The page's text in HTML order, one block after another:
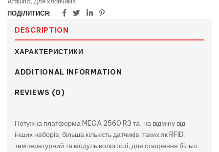
ПОДІЛИТИСЯ:
DESCRIPTION
ХАРАКТЕРИСТИКИ
ADDITIONAL INFORMATION
REVIEWS (0)
Потужна платформа MEGA 2560 R3 та, на відміну від
інших наборів, більша кількість датчиків, таких як RFID,
температурний та модуль вологості, для створення більш